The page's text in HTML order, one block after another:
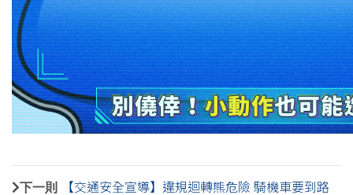
下一則
【交通安全宣導】違規迴轉熊危險 騎機車要到路